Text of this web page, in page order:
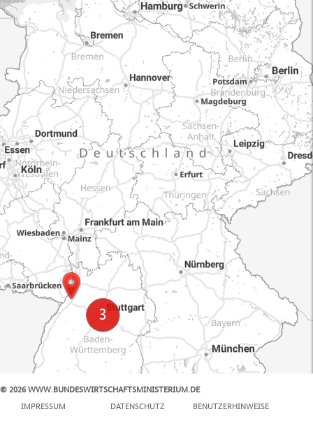
© 2026 WWW.BUNDESWIRTSCHAFTSMINISTERIUM.DE
IMPRESSUM
DATENSCHUTZ BENUTZERHINWEISE